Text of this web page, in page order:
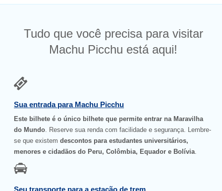
Tudo que você precisa para visitar
Machu Picchu está aqui!
Sua entrada para Machu Picchu
Este bilhete é o único bilhete que permite entrar na Maravilha
do Mundo . Reserve sua renda com facilidade e segurança. Lembre-
se que existemdescontos para estudantes universitários,
menores e cidadãos do Peru, Colômbia, Equador e Bolívia
Seu transporte para a estação de trem